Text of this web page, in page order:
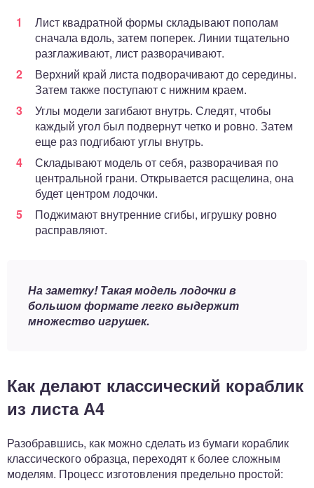
Лист квадратной формы складывают пополам
сначала вдоль, затем поперек. Линии тщательно
разглаживают, лист разворачивают.
Верхний край листа подворачивают до середины.
Затем также поступают с нижним краем.
Углы модели загибают внутрь. Следят, чтобы
каждый угол был подвернут четко и ровно. Затем
еще раз подгибают углы внутрь.
Складывают модель от себя, разворачивая по
центральной грани. Открывается расщелина, она
будет центром лодочки.
Поджимают внутренние сгибы, игрушку ровно
расправляют.
На заметку! Такая модель лодочки в
большом формате легко выдержит
множество игрушек.
Как делают классический кораблик
из листа А4
Разобравшись, как можно сделать из бумаги кораблик
классического образца, переходят к более сложным
моделям. Процесс изготовления предельно простой: